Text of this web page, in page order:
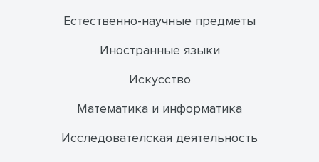
Естественно-научные предметы
Иностранные языки
Искусство
Математика и информатика
Исследователская деятельность